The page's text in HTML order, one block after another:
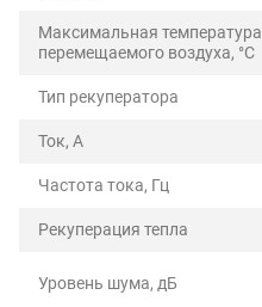
Максимальная температура
перемещаемого воздуха, °C
Тип рекуператора
Ток, А
Частота тока, Гц
Рекуперация тепла
Уровень шума, дБ